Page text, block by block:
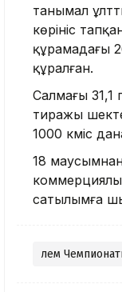
танымал
көрініс
құрамадағы
құралған.
Салмағы
тиражы
1000 күміс
18
сатылымға
Әлем